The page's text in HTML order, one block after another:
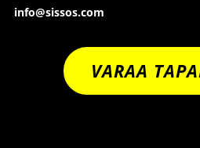
info@sissos.com
VARAA